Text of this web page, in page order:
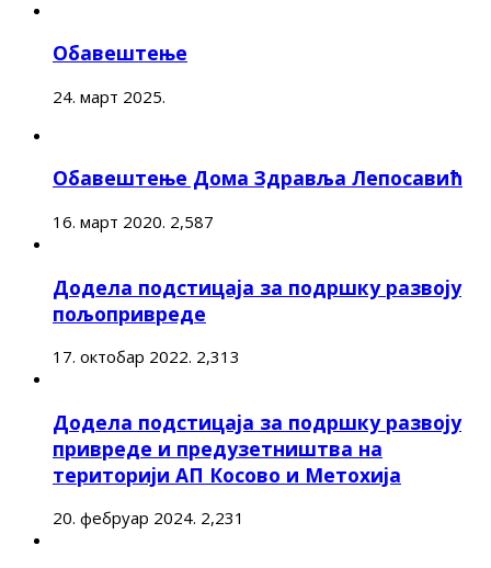
Обавештење
24. март 2025.
Обавештење Дома Здравља Лепосавић
16. март 2020. 2,587
Додела подстицаја за подршку развоју
пољопривреде
17. октобар 2022. 2,313
Додела подстицаја за подршку развоју
привреде и предузетништва на
територији АП Косово и Метохија
20. фебруар 2024. 2,231